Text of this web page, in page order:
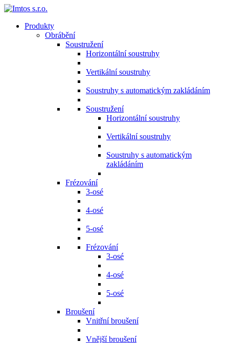
Produkty
Obrábění
Soustružení
Horizontální soustruhy
Vertikální soustruhy
Soustruhy s automatickým zakládáním
Soustružení
Horizontální soustruhy
Vertikální soustruhy
Soustruhy s automatickým
zakládáním
Frézování
3-osé
4-osé
5-osé
Frézování
3-osé
4-osé
5-osé
Broušení
Vnitřní broušení
Vnější broušení